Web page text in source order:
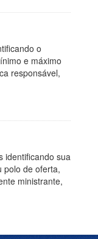
o
e máximo
responsável,
identificando sua
polo de oferta,
ministrante,